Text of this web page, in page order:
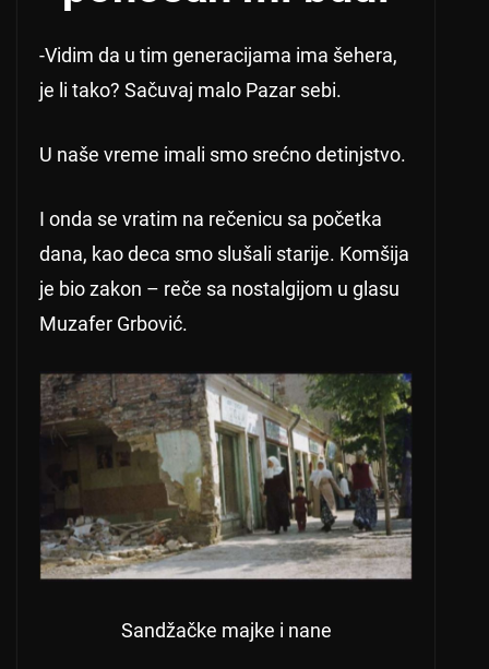
-Vidim da u tim generacijama ima šehera,
je li tako? Sačuvaj malo Pazar sebi.
U naše vreme imali smo srećno detinjstvo.
I onda se vratim na rečenicu sa početka
dana, kao deca smo slušali starije. Komšija
je bio zakon – reče sa nostalgijom u glasu
Muzafer Grbović.
Sandžačke majke i nane